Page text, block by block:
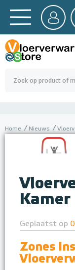
BTW
0,00
Home Nieuws
Geplaatst op
Zones